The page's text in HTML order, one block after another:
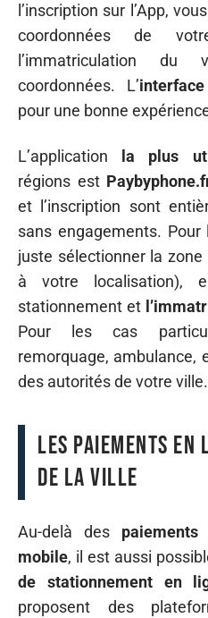
l’inscription sur l’App,
coordonnées de
l’immatriculation du
coordonnées. L’
pour une bonne
L’application la plus
régions est
et l’inscription sont
sans engagements.
juste sélectionner la zone
à votre localisation),
stationnement et
Pour les cas
remorquage, ambulance,
des autorités de votre ville.
Les paiements
de la ville
Au-delà des
mobile, il est aussi
de stationnement en
proposent des